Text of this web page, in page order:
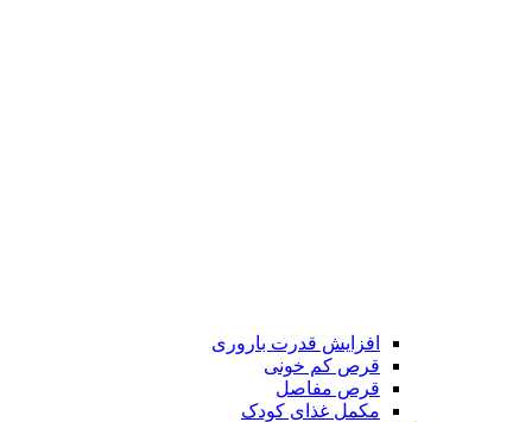
افزایش قدرت باروری
قرص کم خونی
قرص مفاصل
مکمل غذای کودک